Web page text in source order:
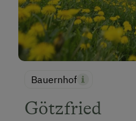
Bauernhof
Götzfried